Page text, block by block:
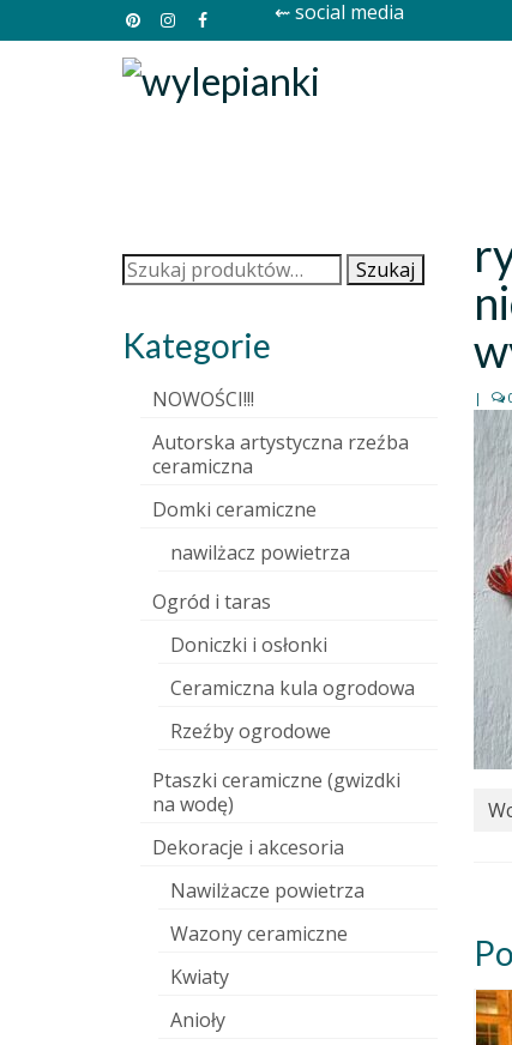
⇜ social media
|
Szukaj: Szukaj
Kategorie
NOWOŚCI!!!
Autorska artystyczna rzeźba
ceramiczna
Domki ceramiczne
nawilżacz powietrza
Ogród i taras
Doniczki i osłonki
Ceramiczna kula ogrodowa
Rzeźby ogrodowe
Ptaszki ceramiczne (gwizdki
na wodę)
Dekoracje i akcesoria
Nawilżacze powietrza
Wazony ceramiczne
Kwiaty
Anioły